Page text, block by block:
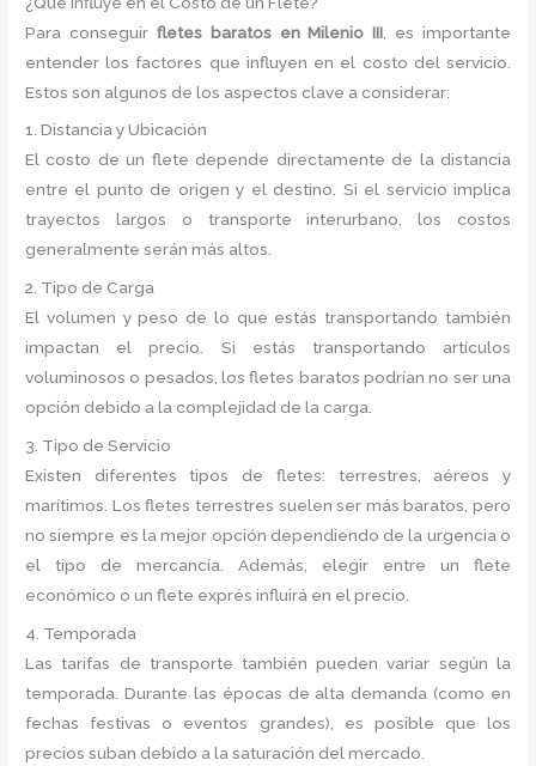
Para conseguir fletes baratos en Milenio III , es importante
entender los factores que influyen en el costo del servicio.
Estos son algunos de los aspectos clave a considerar:
1. Distancia y Ubicación
El costo de un flete depende directamente de la distancia
entre el punto de origen y el destino. Si el servicio implica
trayectos largos o transporte interurbano, los costos
generalmente serán más altos.
2. Tipo de Carga
El volumen y peso de lo que estás transportando también
impactan el precio. Si estás transportando artículos
voluminosos o pesados, los fletes baratos podrían no ser una
opción debido a la complejidad de la carga.
3. Tipo de Servicio
Existen diferentes tipos de fletes: terrestres, aéreos y
marítimos. Los fletes terrestres suelen ser más baratos, pero
no siempre es la mejor opción dependiendo de la urgencia o
el tipo de mercancía. Además, elegir entre un flete
económico o un flete exprés influirá en el precio.
4. Temporada
Las tarifas de transporte también pueden variar según la
temporada. Durante las épocas de alta demanda (como en
fechas festivas o eventos grandes), es posible que los
precios suban debido a la saturación del mercado.